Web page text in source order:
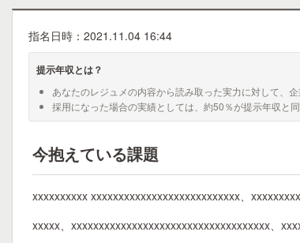
指名日時：2021.11.04 16:44
提示年収とは？
あなたのレジュメの内容から読み取った実力に対して、
採用になった場合の実績としては、約50％が提示年収と
今抱えている課題
xxxxxxxxxx xxxxxxxxxxxxxxxxxxxxxxxxxxx、
xxxxx、xxxxxxxxxxxxxxxxxxxxxxxxxxxxxxxxxxxx、